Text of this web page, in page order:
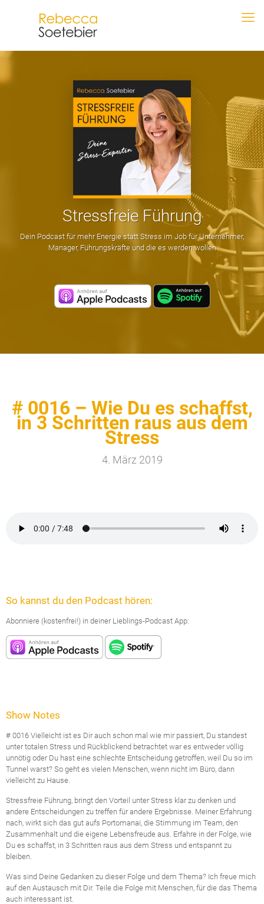
Stressfreie Führung
Dein Podcast für mehr Energie statt Stress im Job für Unternehmer,
Manager, Führungskräfte und die es werden wollen
# 0016 – Wie Du es schaffst,
in 3 Schritten raus aus dem
Stress
4. März 2019
So kannst du den Podcast hören:
Abonniere (kostenfrei!) in deiner Lieblings-Podcast App:
Show Notes
# 0016 Vielleicht ist es Dir auch schon mal wie mir passiert, Du standest
unter totalen Stress und Rückblickend betrachtet war es entweder völlig
unnötig oder Du hast eine schlechte Entscheidung getroffen, weil Du so im
Tunnel warst? So geht es vielen Menschen, wenn nicht im Büro, dann
vielleicht zu Hause.
Stressfreie Führung, bringt den Vorteil unter Stress klar zu denken und
andere Entscheidungen zu treffen für andere Ergebnisse. Meiner Erfahrung
nach, wirkt sich das gut aufs Portomanai, die Stimmung im Team, den
Zusammenhalt und die eigene Lebensfreude aus. Erfahre in der Folge, wie
Du es schaffst, in 3 Schritten raus aus dem Stress und entspannt zu
bleiben.
Was sind Deine Gedanken zu dieser Folge und dem Thema? Ich freue mich
auf den Austausch mit Dir. Teile die Folge mit Menschen, für die das Thema
auch interessant ist.